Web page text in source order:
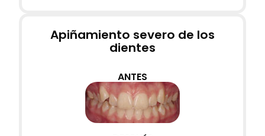
Apiñamiento severo de los
dientes
ANTES